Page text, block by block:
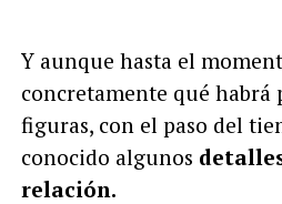
Y aunque hasta el
concretamente qué habrá
figuras, con el paso del
conocido algunos
relación.